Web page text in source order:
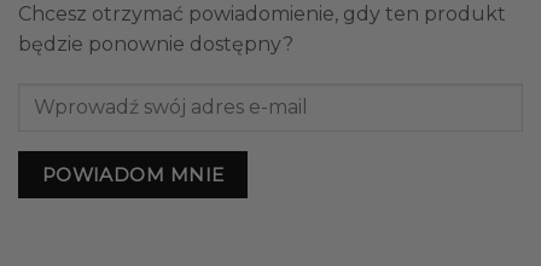
Chcesz otrzymać powiadomienie, gdy ten produkt
będzie ponownie dostępny?
POWIADOM MNIE